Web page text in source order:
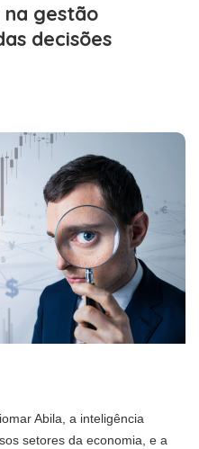
gestão
decisões
Abila, a inteligência
setores da economia, e a